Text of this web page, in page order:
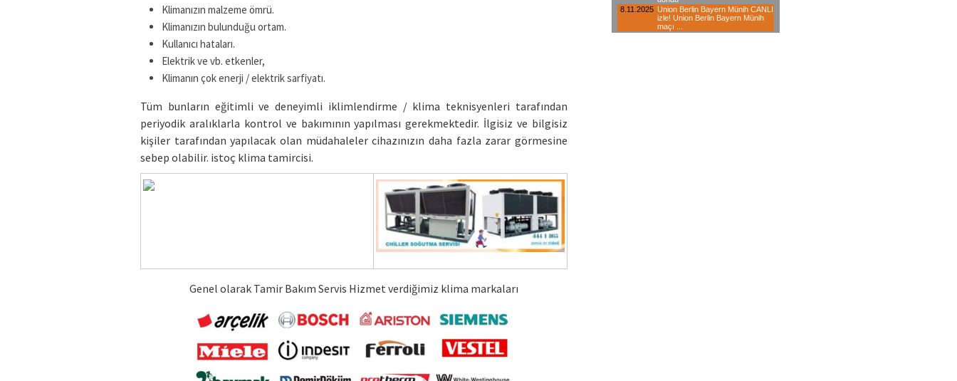
Klimanızın malzeme ömrü.
Klimanızın bulunduğu ortam.
Kullanıcı hataları.
Elektrik ve vb. etkenler,
Klimanın çok enerji / elektrik sarfiyatı.
Tüm bunların eğitimli ve deneyimli iklimlendirme / klima teknisyenleri tarafından
periyodik aralıklarla kontrol ve bakımının yapılması gerekmektedir. İlgisiz ve bilgisiz
kişiler tarafından yapılacak olan müdahaleler cihazınızın daha fazla zarar görmesine
sebep olabilir. istoç klima tamircisi.
Genel olarak Tamir Bakım Servis Hizmet verdiğimiz klima markaları